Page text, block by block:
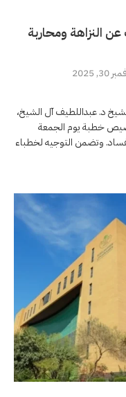
النزاهة ومحاربة
2025
د. عبداللطيف آل الشيخ،
خطبة يوم الجمعة
وتضمن التوجيه لخطباء